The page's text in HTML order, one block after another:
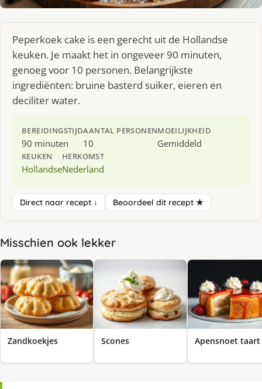
Peperkoek cake is een gerecht uit de Hollandse
keuken. Je maakt het in ongeveer 90 minuten,
genoeg voor 10 personen. Belangrijkste
ingrediënten: bruine basterd suiker, eieren en
deciliter water.
BEREIDINGSTIJD
90 minuten
AANTAL PERSONEN
10
MOEILIJKHEID
Gemiddeld
KEUKEN
Hollandse
HERKOMST
Nederland
Direct naar recept ↓ Beoordeel dit recept ★
Misschien ook lekker
Zandkoekjes Scones Apensnoet taart